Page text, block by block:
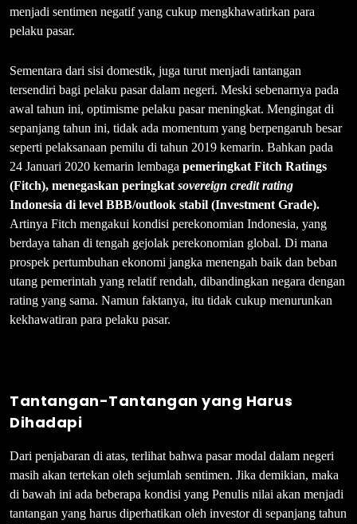
menjadi sentimen negatif yang cukup mengkhawatirkan para
pelaku pasar.
Sementara dari sisi domestik, juga turut menjadi tantangan
tersendiri bagi pelaku pasar dalam negeri. Meski sebenarnya pada
awal tahun ini, optimisme pelaku pasar meningkat. Mengingat di
sepanjang tahun ini, tidak ada momentum yang berpengaruh besar
seperti pelaksanaan pemilu di tahun 2019 kemarin. Bahkan pada
24 Januari 2020 kemarin lembaga pemeringkat Fitch Ratings
(Fitch), menegaskan peringkat sovereign credit rating
Indonesia di level BBB/outlook stabil (Investment Grade).
Artinya Fitch mengakui kondisi perekonomian Indonesia, yang
berdaya tahan di tengah gejolak perekonomian global. Di mana
prospek pertumbuhan ekonomi jangka menengah baik dan beban
utang pemerintah yang relatif rendah, dibandingkan negara dengan
rating yang sama. Namun faktanya, itu tidak cukup menurunkan
kekhawatiran para pelaku pasar.
Tantangan-Tantangan yang Harus
Dihadapi
Dari penjabaran di atas, terlihat bahwa pasar modal dalam negeri
masih akan tertekan oleh sejumlah sentimen. Jika demikian, maka
di bawah ini ada beberapa kondisi yang Penulis nilai akan menjadi
tantangan yang harus diperhatikan oleh investor di sepanjang tahun